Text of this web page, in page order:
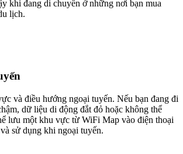
khi đang di chuyển ở những nơi bạn mua
lịch.
và điều hướng ngoại tuyến. Nếu bạn đang đi
dữ liệu di động đắt đỏ hoặc không thể
lưu một khu vực từ WiFi Map vào điện thoại
sử dụng khi ngoại tuyến.